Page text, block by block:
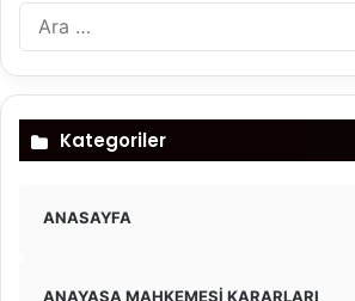
Kategoriler
ANASAYFA
ANAYASA MAHKEMESİ KARARLARI